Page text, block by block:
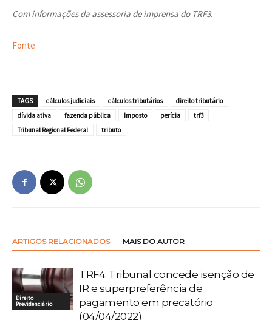
Com informações da assessoria de imprensa do TRF3.
Fonte
TAGS cálculos judiciais cálculos tributários
direito tributário
dívida ativa
fazenda pública Imposto perícia
trf3
Tribunal Regional Federal
tributo
ARTIGOS RELACIONADOS MAIS DO AUTOR
Direito
Previdenciário
TRF4: Tribunal concede isenção de
IR e superpreferência de
pagamento em precatório
(04/04/2022)